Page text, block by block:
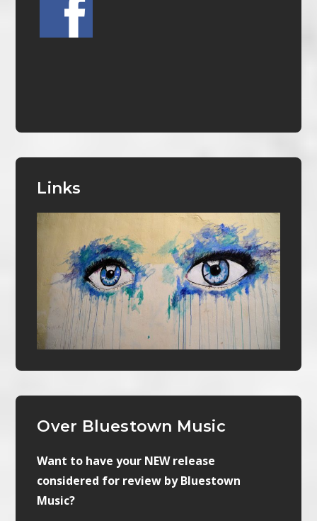
Links
Over Bluestown Music
Want to have your NEW release
considered for review by Bluestown
Music?